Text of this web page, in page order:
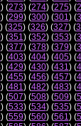
) (273) (274) (275) (
) (299) (300) (301) (
) (325) (326) (327) (
) (351) (352) (353) (
) (377) (378) (379) (
) (403) (404) (405) (
) (429) (430) (431) (
) (455) (456) (457) (
) (481) (482) (483) (
) (507) (508) (509) (
) (533) (534) (535) (
) (559) (560) (561) (